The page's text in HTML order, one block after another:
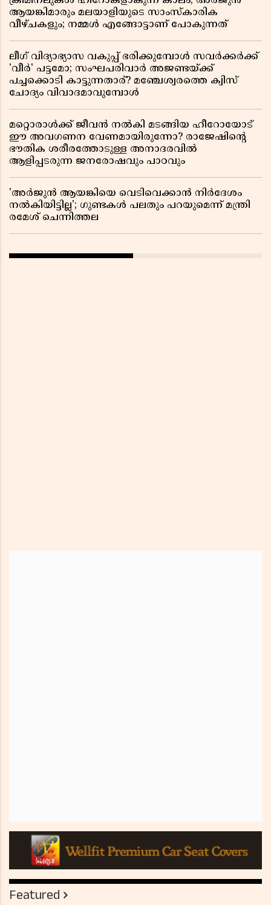
ആയങ്കിമാരും മലയാളിയുടെ സാംസ്കാരിക
വീഴ്ചകളും; നമ്മൾ എങ്ങോട്ടാണ് പോകുന്നത്
ലീഗ് വിദ്യാഭ്യാസ വകുപ്പ് ഭരിക്കുമ്പോൾ സവർക്കർക്ക്
'വീർ' പട്ടമോ; സംഘപരിവാർ അജണ്ടയ്ക്ക്
പച്ചക്കൊടി കാട്ടുന്നതാര്? മഞ്ചേശ്വരത്തെ ക്വിസ്
ചോദ്യം വിവാദമാവുമ്പോൾ
മറ്റൊരാൾക്ക് ജീവൻ നൽകി മടങ്ങിയ ഹീറോയോട്
ഈ അവഗണന വേണമായിരുന്നോ? രാജേഷിൻ്റെ
ഭൗതിക ശരീരത്തോടുള്ള അനാദരവിൽ
ആളിപ്പടരുന്ന ജനരോഷവും പാഠവും
'അർജുൻ ആയങ്കിയെ വെടിവെക്കാൻ നിർദേശം
നൽകിയിട്ടില്ല'; ഗുണ്ടകൾ പലതും പറയുമെന്ന് മന്ത്രി
രമേശ് ചെന്നിത്തല
Featured